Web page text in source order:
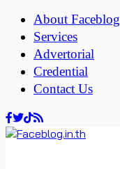
About Faceblog
Services
Advertorial
Credential
Contact Us